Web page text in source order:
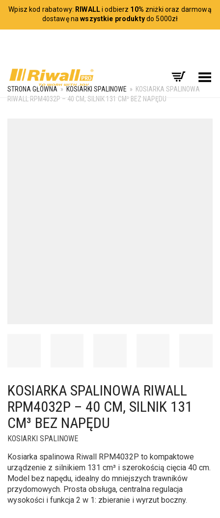
Wpisz kod rabatowy: RIWALLi odbierz 10% zniżki oraz darmową
dostawę nawszystkie produktydo 5000zł
Toggle Menu
STRONA GŁÓWNA » KOSIARKI SPALINOWE » KOSIARKA SPALINOWA
RIWALL RPM4032P – 40 CM, SILNIK 131 CM³ BEZ NAPĘDU
KOSIARKA SPALINOWA RIWALL
RPM4032P – 40 CM, SILNIK 131
CM³ BEZ NAPĘDU
KOSIARKI SPALINOWE
Kosiarka spalinowa Riwall RPM4032P to kompaktowe
urządzenie z silnikiem 131 cm³ i szerokością cięcia 40 cm.
Model bez napędu, idealny do mniejszych trawników
przydomowych. Prosta obsługa, centralna regulacja
wysokości i funkcja 2 w 1: zbieranie i wyrzut boczny.